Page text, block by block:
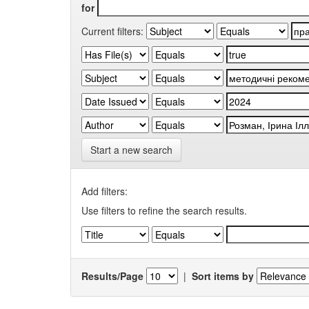
for
Current filters:
Start a new search
Add filters:
Use filters to refine the search results.
Results/Page | Sort items by